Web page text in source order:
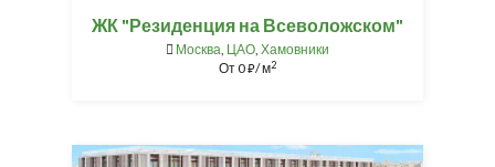
ЖК "Резиденция на Всеволожском"
Москва, ЦАО, Хамовники
От0⃏/ м2